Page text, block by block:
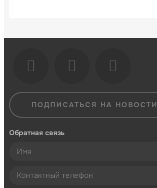
ПОДПИСАТЬСЯ НА НОВОСТИ
Обратная связь